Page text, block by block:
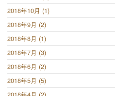
2018年10月 (1)
2018年9月 (2)
2018年8月 (1)
2018年7月 (3)
2018年6月 (2)
2018年5月 (5)